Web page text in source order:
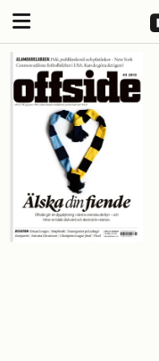
Skip
to
content